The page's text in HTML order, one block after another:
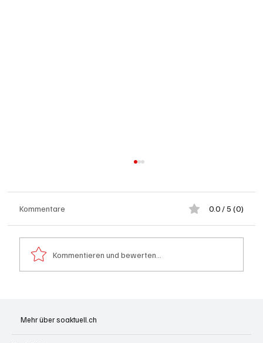
Kommentare 0.0 / 5 (0)
Kommentieren und bewerten...
Mehr über soaktuell.ch